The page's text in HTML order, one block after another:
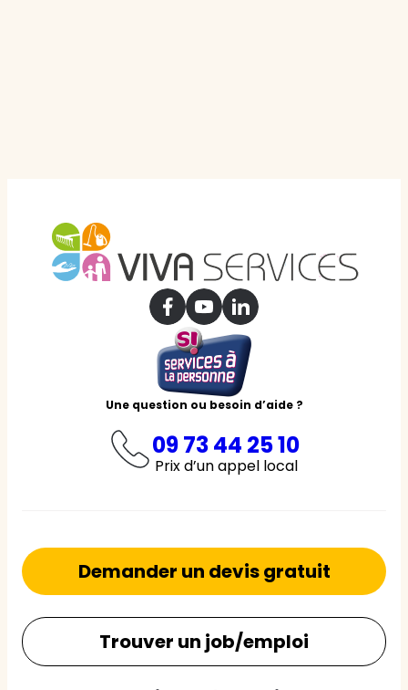
Une question ou besoin d’aide ?
09 73 44 25 10
Prix d’un appel local
Demander un devis gratuit
Trouver un job/emploi